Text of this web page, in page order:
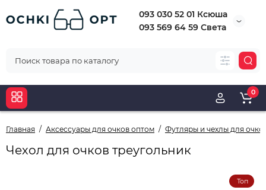
093 030 52 01 Ксюша
093 569 64 59 Света
0
Главная Аксессуары для очков оптом Футляры и чехлы для
Чехол для очков треугольник
Топ